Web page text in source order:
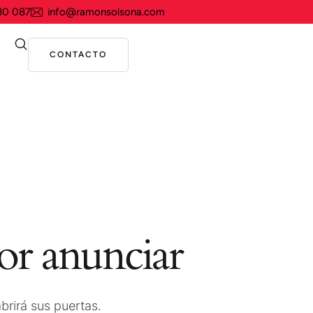
087 info@ramonsolsona.com
CONTACTO
anunciar
sus puertas.